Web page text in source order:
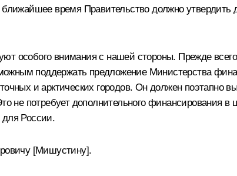
ближайшее время Правительство должно
особого внимания с нашей стороны. Прежде
поддержать предложение Министерства
и арктических городов. Он должен поэтапно
не потребует дополнительного финансирования
для России.
[Мишустину].